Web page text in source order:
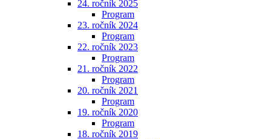
24. ročník 2025
Program
23. ročník 2024
Program
22. ročník 2023
Program
21. ročník 2022
Program
20. ročník 2021
Program
19. ročník 2020
Program
18. ročník 2019